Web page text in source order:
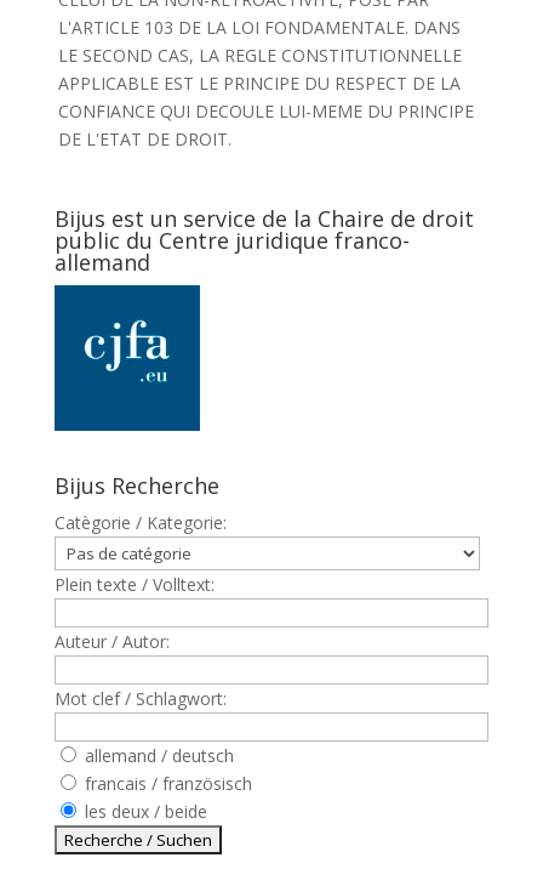
L'ARTICLE 103 DE LA LOI FONDAMENTALE. DANS
LE SECOND CAS, LA REGLE CONSTITUTIONNELLE
APPLICABLE EST LE PRINCIPE DU RESPECT DE LA
CONFIANCE QUI DECOULE LUI-MEME DU PRINCIPE
DE L'ETAT DE DROIT.
Bijus est un service de la Chaire de droit
public du Centre juridique franco-
allemand
Bijus Recherche
Catègorie / Kategorie:
Plein texte / Volltext:
Auteur / Autor:
Mot clef / Schlagwort:
allemand / deutsch
francais / französisch
les deux / beide